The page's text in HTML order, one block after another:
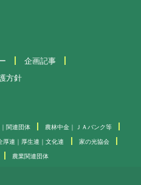
企画記事
方針
関連団体 農林中金｜ＪＡバンク等
厚連｜厚生連｜文化連 家の光協会
農業関連団体